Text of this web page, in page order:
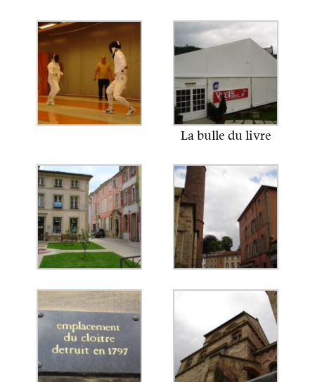
La bulle du livre